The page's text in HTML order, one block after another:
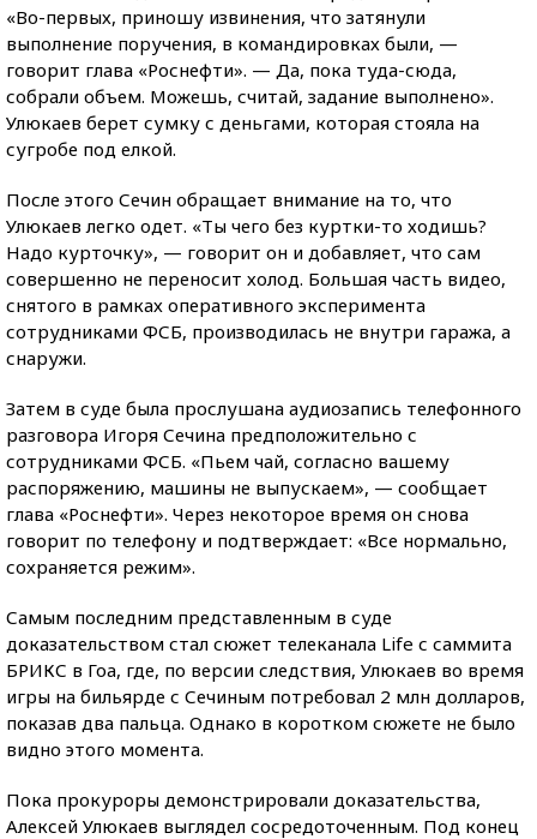
«Во-первых, приношу извинения, что затянули
выполнение поручения, в командировках были, —
говорит глава «Роснефти». — Да, пока туда-сюда,
собрали объем. Можешь, считай, задание выполнено».
Улюкаев берет сумку с деньгами, которая стояла на
сугробе под елкой.
После этого Сечин обращает внимание на то, что
Улюкаев легко одет. «Ты чего без куртки-то ходишь?
Надо курточку», — говорит он и добавляет, что сам
совершенно не переносит холод. Большая часть видео,
снятого в рамках оперативного эксперимента
сотрудниками ФСБ, производилась не внутри гаража, а
снаружи.
Затем в суде была прослушана аудиозапись телефонного
разговора Игоря Сечина предположительно с
сотрудниками ФСБ. «Пьем чай, согласно вашему
распоряжению, машины не выпускаем», — сообщает
глава «Роснефти». Через некоторое время он снова
говорит по телефону и подтверждает: «Все нормально,
сохраняется режим».
Самым последним представленным в суде
доказательством стал сюжет телеканала Life с саммита
БРИКС в Гоа, где, по версии следствия, Улюкаев во время
игры на бильярде с Сечиным потребовал 2 млн долларов,
показав два пальца. Однако в коротком сюжете не было
видно этого момента.
Пока прокуроры демонстрировали доказательства,
Алексей Улюкаев выглядел сосредоточенным. Под конец